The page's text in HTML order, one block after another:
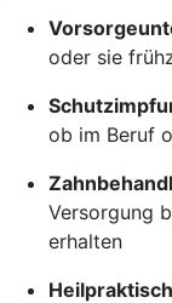
oder sie
ob im Beruf
Versorgung
erhalten